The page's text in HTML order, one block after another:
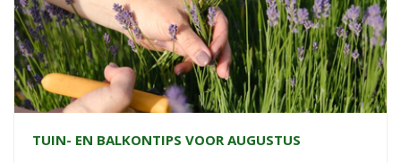
TUIN- EN BALKONTIPS VOOR AUGUSTUS